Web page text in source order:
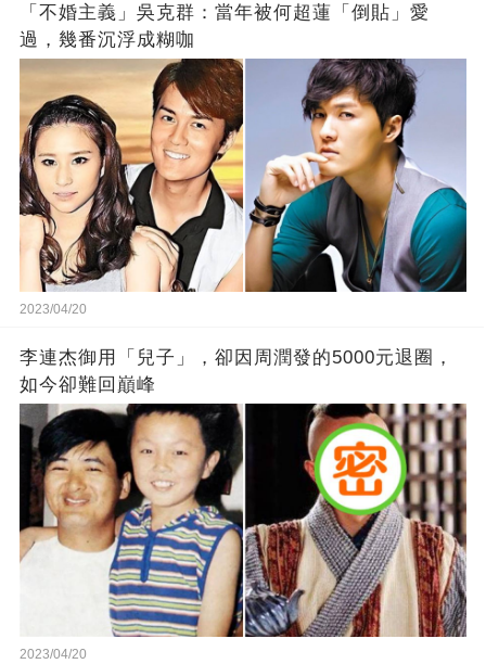
「不婚主義」吳克群：當年被何超蓮「倒貼」愛
過，幾番沉浮成糊咖
2023/04/20
李連杰御用「兒子」，卻因周潤發的5000元退圈，
如今卻難回巔峰
2023/04/20